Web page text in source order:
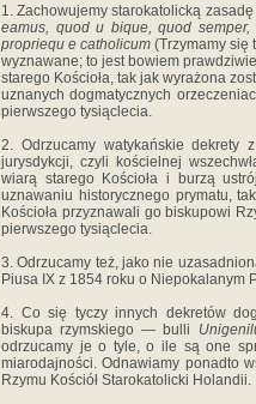
1. Zachowujemy starokatolicką
eamus, quod u bique, quod
propriequ e catholicum (Trzymamy się
wyznawane; to jest bowiem
starego Kościoła, tak jak wyrażona
uznanych dogmatycznych
pierwszego tysiąclecia.
2. Odrzucamy watykańskie
jurysdyk­cji, czyli kościelnej
wiarą starego Ko­ścioła i burzą
uznawaniu historycznego pryma­tu,
Kościoła przyznawali go biskupowi
pierwszego tysiąclecia.
3. Odrzucamy też, jako nie
Piusa IX z 1854 roku o Niepokalanym
4. Co się tyczy innych dekretów
biskupa rzymskiego — bulli
odrzucamy je o tyle, o ile są one
miarodajności. Odnawia­my ponadto
Rzymu Kościół Starokatolicki Holandii.